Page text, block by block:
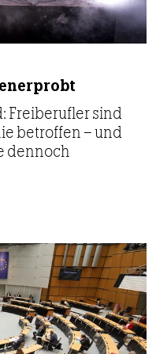
Freiberufler sind
betroffen – und
dennoch